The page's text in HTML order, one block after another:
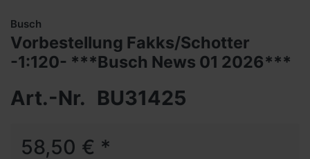
Busch
Vorbestellung Fakks/Schotter
-1:120- ***Busch News 01 2026***
Art.-Nr. BU31425
58,50 € *